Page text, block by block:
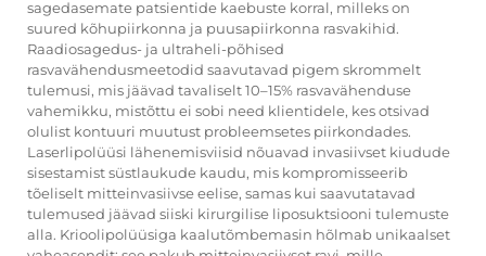
sagedasemate patsientide kaebuste korral, milleks on
suured kõhupiirkonna ja puusapiirkonna rasvakihid.
Raadiosagedus- ja ultraheli-põhised
rasvavähendusmeetodid saavutavad pigem skrommelt
tulemusi, mis jäävad tavaliselt 10–15% rasvavähenduse
vahemikku, mistõttu ei sobi need klientidele, kes otsivad
olulist kontuuri muutust probleemsetes piirkondades.
Laserlipolüüsi lähenemisviisid nõuavad invasiivset kiudude
sisestamist süstlaukude kaudu, mis kompromisseerib
tõeliselt mitteinvasiivse eelise, samas kui saavutatavad
tulemused jäävad siiski kirurgilise liposuktsiooni tulemuste
alla. Krioolipolüüsiga kaalutõmbemasin hõlmab unikaalset